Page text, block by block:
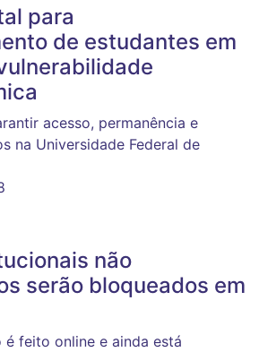
para
de estudantes em
acesso, permanência e
na Universidade Federal de
não
serão bloqueados em
é feito online e ainda está